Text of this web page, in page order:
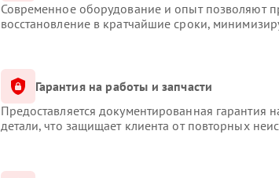
Современное оборудование и опыт позволяют
восстановление в кратчайшие сроки,
Гарантия на работы и запчасти
Предоставляется документированная
детали, что защищает клиента от повторных